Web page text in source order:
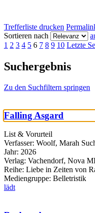
Trefferliste drucken
Sortieren nach
1 2 3 4 5 6 7 8 9 10 Letzte
Suchergebnis
Zu den Suchfiltern springen
Falling Asgard
List & Vorurteil
Verfasser: Woolf, Marah
Jahr: 2026
Verlag: Vachendorf, Nova
Reihe: Liebe in Zeiten von
Mediengruppe: Belletristik
lädt